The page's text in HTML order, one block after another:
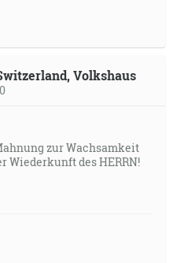
Volkshaus
zur Wachsamkeit
Wiederkunft des HERRN!